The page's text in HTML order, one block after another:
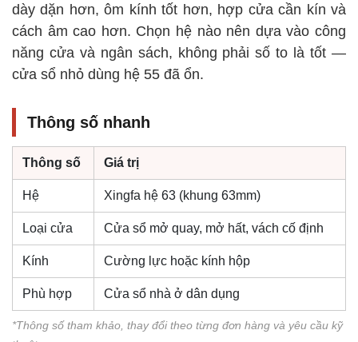
dày dặn hơn, ôm kính tốt hơn, hợp cửa cần kín và
cách âm cao hơn. Chọn hệ nào nên dựa vào công
năng cửa và ngân sách, không phải số to là tốt —
cửa sổ nhỏ dùng hệ 55 đã ổn.
Thông số nhanh
Thông số Giá trị
Hệ Xingfa hệ 63 (khung 63mm)
Loại cửa Cửa sổ mở quay, mở hất, vách cố định
Kính Cường lực hoặc kính hộp
Phù hợp Cửa sổ nhà ở dân dụng
*Thông số tham khảo, thay đổi theo từng đơn hàng và yêu cầu kỹ